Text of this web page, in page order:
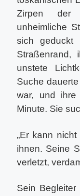
Zirpen der
unheimliche
sich geduckt
Straßenrand,
unstete
Suche
war, und ihre
Minute. Sie
„Er kann
ihnen. Seine
verletzt,
Sein Begleiter